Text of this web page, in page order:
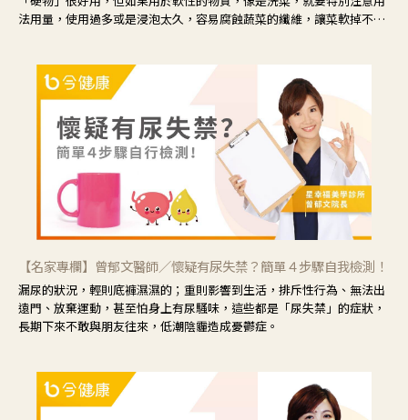
法用量，使用過多或是浸泡太久，容易腐蝕蔬菜的纖維，讓菜軟掉不清
【名家專欄】曾郁文醫師／懷疑有尿失禁？簡單４步驟自我檢測！
漏尿的狀況，輕則底褲濕濕的；重則影響到生活，排斥性行為、無法出
遠門、放棄運動，甚至怕身上有尿騷味，這些都是「尿失禁」的症狀，
長期下來不敢與朋友往來，低潮陰霾造成憂鬱症。